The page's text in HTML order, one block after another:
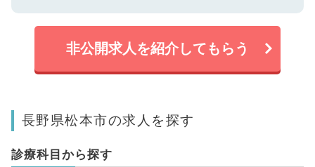
非公開求人を紹介してもらう
長野県松本市の求人を探す
診療科目から探す